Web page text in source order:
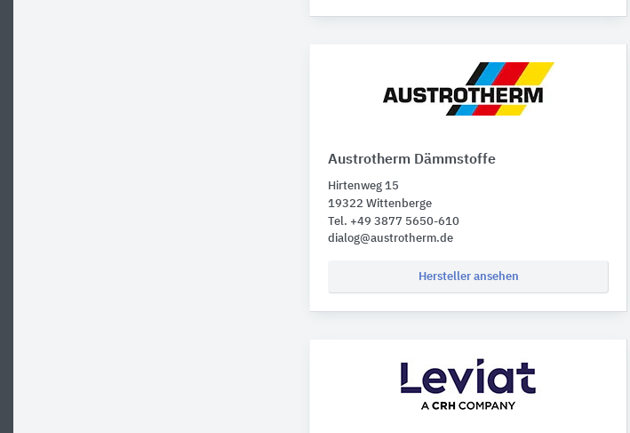
Austrotherm Dämmstoffe
Hirtenweg 15
19322 Wittenberge
Tel. +49 3877 5650-610
dialog@austrotherm.de
Hersteller ansehen